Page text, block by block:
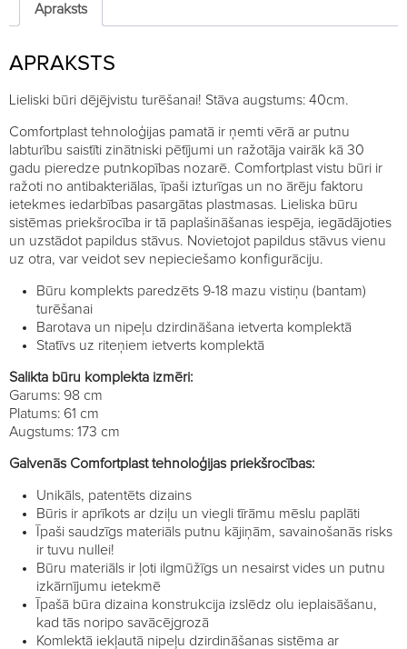
stāvi
quantity
Apraksts
APRAKSTS
Lieliski būri dējējvistu turēšanai! Stāva augstums: 40cm.
Comfortplast tehnoloģijas pamatā ir ņemti vērā ar putnu
labturību saistīti zinātniski pētījumi un ražotāja vairāk kā 30
gadu pieredze putnkopības nozarē. Comfortplast vistu būri ir
ražoti no antibakteriālas, īpaši izturīgas un no ārēju faktoru
ietekmes iedarbības pasargātas plastmasas. Lieliska būru
sistēmas priekšrocība ir tā paplašināšanas iespēja, iegādājoties
un uzstādot papildus stāvus. Novietojot papildus stāvus vienu
uz otra, var veidot sev nepieciešamo konfigurāciju.
Būru komplekts paredzēts 9-18 mazu vistiņu (bantam)
turēšanai
Barotava un nipeļu dzirdināšana ietverta komplektā
Statīvs uz riteņiem ietverts komplektā
Salikta būru komplekta izmēri:
Garums: 98 cm
Platums: 61 cm
Augstums: 173 cm
Galvenās Comfortplast tehnoloģijas priekšrocības:
Unikāls, patentēts dizains
Būris ir aprīkots ar dziļu un viegli tīrāmu mēslu paplāti
Īpaši saudzīgs materiāls putnu kājiņām, savainošanās risks
ir tuvu nullei!
Būru materiāls ir ļoti ilgmūžīgs un nesairst vides un putnu
izkārnījumu ietekmē
Īpašā būra dizaina konstrukcija izslēdz olu ieplaisāšanu,
kad tās noripo savācējgrozā
Komlektā iekļautā nipeļu dzirdināšanas sistēma ar